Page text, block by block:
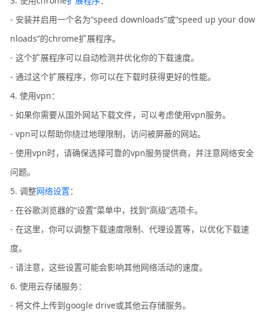
- 安装并启用一个名为“speed downloads”或“speed up your dow
nloads”的chrome扩展程序。
- 这个扩展程序可以自动检测并优化你的下载速度。
- 通过这个扩展程序，你可以在下载时获得更好的性能。
4. 使用vpn：
- 如果你需要从国外网站下载文件，可以考虑使用vpn服务。
- vpn可以帮助你绕过地理限制，访问被屏蔽的网站。
- 使用vpn时，请确保选择可靠的vpn服务提供商，并注意网络安全
问题。
5. 调整网络设置：
- 在谷歌浏览器的“设置”菜单中，找到“高级”选项卡。
- 在这里，你可以调整下载速度限制、代理设置等，以优化下载速
度。
- 请注意，这些设置可能会影响其他网络活动的速度。
6. 使用云存储服务：
- 将文件上传到google drive或其他云存储服务。